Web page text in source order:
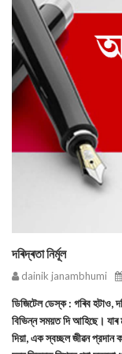
দৰিদ্ৰতা নির্মূল
dainik janambhumi
ডিজিটেল ডেস্ক : গৰিব হটাও,
বিভিন্ন সময়ত দি আহিছে। যাৰ
দিয়া, এক স্বচ্ছল জীৱন প্রদান